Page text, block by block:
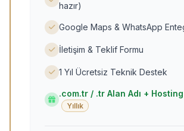
hazır)
Google Maps & WhatsApp
İletişim & Teklif Formu
1 Yıl Ücretsiz Teknik Destek
.com.tr / .tr Alan Adı +
Yıllık